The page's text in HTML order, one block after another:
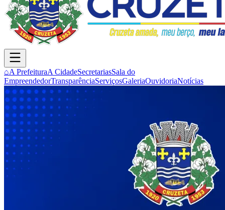
⌂A PrefeituraA CidadeSecretariasSala do
EmpreendedorTransparênciaServiçosGaleriaOuvidoriaNotícias